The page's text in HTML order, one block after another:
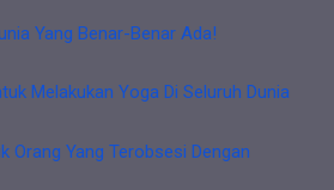
Yang Benar-Benar Ada!
Melakukan Yoga Di Seluruh Dunia
Orang Yang Terobsesi Dengan